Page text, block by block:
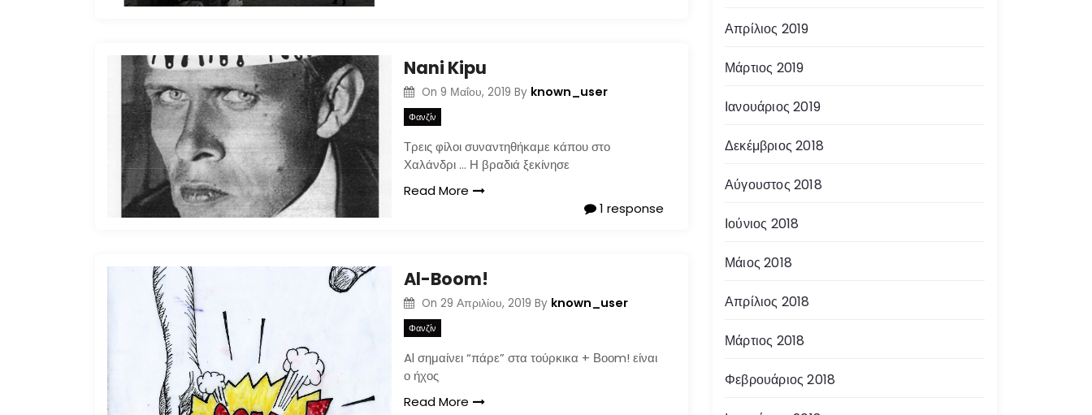
Nani Kipu
On 9 Μαΐου, 2019 By known_user
Φανζίν
Τρεις φίλοι συναντηθήκαμε κάπου στο
Χαλάνδρι … Η βραδιά ξεκίνησε
Read More
1 response
Al-Boom!
On 29 Απριλίου, 2019 By known_user
Φανζίν
Al σημαίνει “πάρε” στα τούρκικα + Βοοm! είναι
ο ήχος
Read More
Απρίλιος 2019
Μάρτιος 2019
Ιανουάριος 2019
Δεκέμβριος 2018
Αύγουστος 2018
Ιούνιος 2018
Μάιος 2018
Απρίλιος 2018
Μάρτιος 2018
Φεβρουάριος 2018